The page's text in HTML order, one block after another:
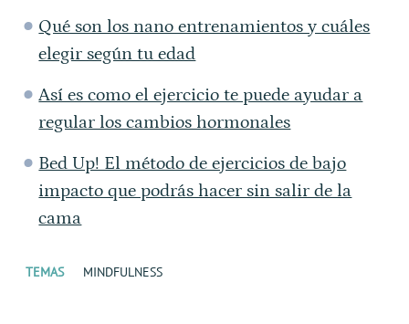
Qué son los nano entrenamientos y cuáles
elegir según tu edad
Así es como el ejercicio te puede ayudar a
regular los cambios hormonales
Bed Up! El método de ejercicios de bajo
impacto que podrás hacer sin salir de la
cama
TEMAS MINDFULNESS